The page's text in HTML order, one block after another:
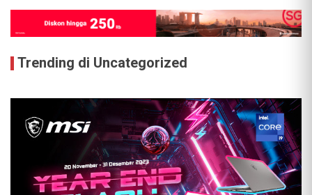
Trending di Uncategorized